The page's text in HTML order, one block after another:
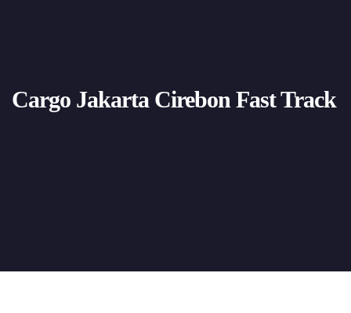
Cargo Jakarta Cirebon Fast Track